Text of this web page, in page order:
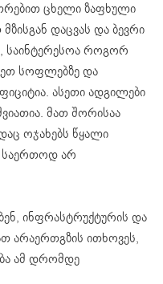
ცხელი ზაფხული
დაცვას და ბევრი
საინტერესოა როგორ
სოფლებზე და
ასეთი ადგილები
მათ შორისაა
ოჯახებს წყალი
საერთოდ არ
ინფრასტრუქტურის და
არაერთგზის ითხოვეს,
ამ დრომდე